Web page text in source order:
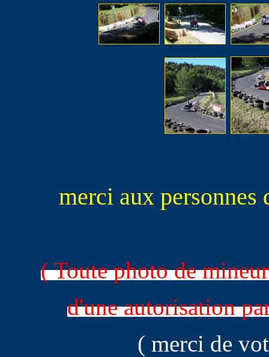
merci aux personnes
( Toute photo de
d'une autorisation
( merci de